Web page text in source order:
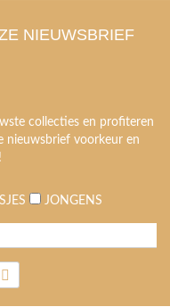
NIEUWSBRIEF
collecties en profiteren
nieuwsbrief voorkeur en
JONGENS